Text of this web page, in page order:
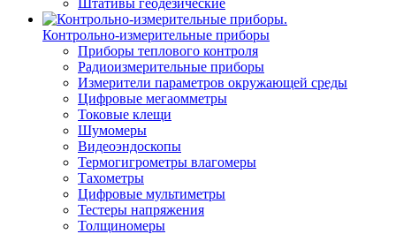
Штативы геодезические
Контрольно-измерительные приборы
Приборы теплового контроля
Радиоизмерительные приборы
Измерители параметров окружающей среды
Цифровые мегаомметры
Токовые клещи
Шумомеры
Видеоэндоскопы
Термогигрометры влагомеры
Тахометры
Цифровые мультиметры
Тестеры напряжения
Толщиномеры